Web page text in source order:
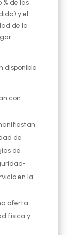
de las
y el
de la
disponible
con
de
de
en la
oferta
física y